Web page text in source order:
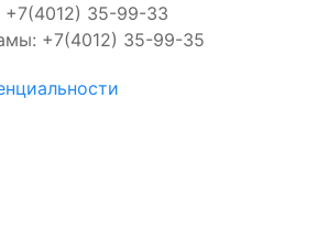
+7(4012) 35-99-33
+7(4012) 35-99-35